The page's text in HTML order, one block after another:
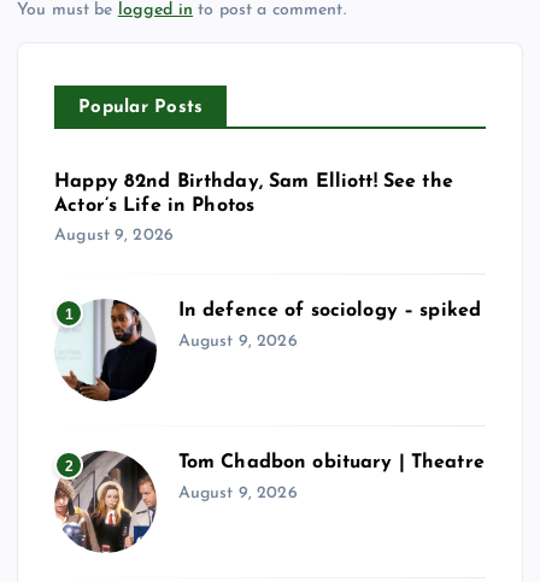
You must be logged in to post a comment.
Popular Posts
Happy 82nd Birthday, Sam Elliott! See the
Actor’s Life in Photos
August 9, 2026
1 In defence of sociology – spiked
August 9, 2026
2 Tom Chadbon obituary | Theatre
August 9, 2026